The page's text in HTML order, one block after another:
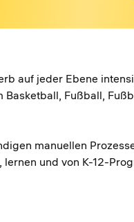
auf jeder Ebene
Fußball,
manuellen
und von K-12-